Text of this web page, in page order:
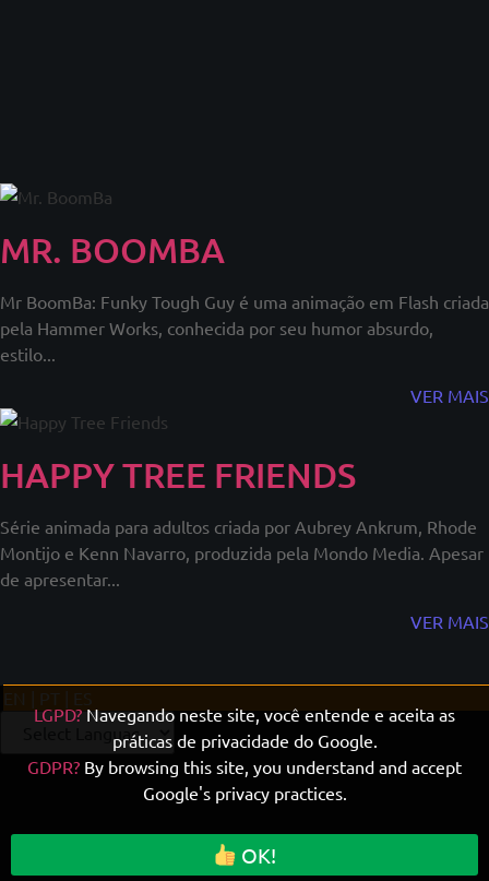
MR. BOOMBA
Mr BoomBa: Funky Tough Guy é uma animação em Flash criada
pela Hammer Works, conhecida por seu humor absurdo,
estilo...
VER MAIS
HAPPY TREE FRIENDS
Série animada para adultos criada por Aubrey Ankrum, Rhode
Montijo e Kenn Navarro, produzida pela Mondo Media. Apesar
de apresentar...
VER MAIS
EN | PT | ES
LGPD? Navegando neste site, você entende e aceita as
práticas de privacidade do Google.
GDPR? By browsing this site, you understand and accept
Google's privacy practices.
OK!